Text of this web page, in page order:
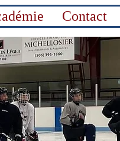
Contact